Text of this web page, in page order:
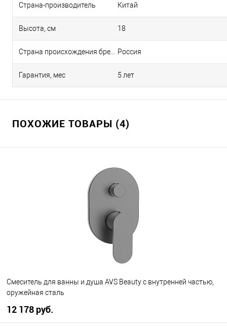
Страна-производитель Китай
Высота, см 18
Россия
Гарантия, мес 5 лет
ПОХОЖИЕ ТОВАРЫ (4)
Смеситель для ванны и душа AVS Beauty с внутренней частью,
оружейная сталь
12 178 руб.